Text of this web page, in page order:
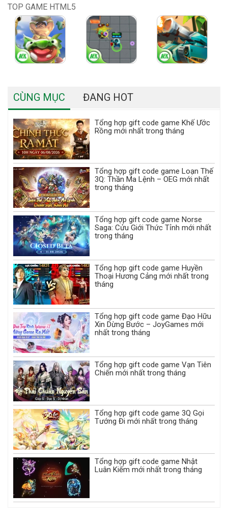
TOP GAME HTML5
CÙNG MỤC ĐANG HOT
Tổng hợp gift code game Khế Ước
Rồng mới nhất trong tháng
Tổng hợp gift code game Loạn Thế
3Q: Thần Ma Lệnh – OEG mới nhất
trong tháng
Tổng hợp gift code game Norse
Saga: Cửu Giới Thức Tỉnh mới nhất
trong tháng
Tổng hợp gift code game Huyền
Thoại Hương Cảng mới nhất trong
tháng
Tổng hợp gift code game Đạo Hữu
Xin Dừng Bước – JoyGames mới
nhất trong tháng
Tổng hợp gift code game Vạn Tiên
Chiến mới nhất trong tháng
Tổng hợp gift code game 3Q Gọi
Tướng Đi mới nhất trong tháng
Tổng hợp gift code game Nhật
Luân Kiếm mới nhất trong tháng